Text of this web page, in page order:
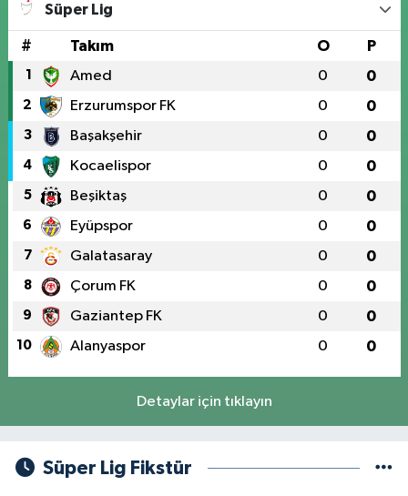
Süper Lig
# Takım O P
1 Amed 0 0
2 Erzurumspor FK 0 0
3 Başakşehir 0 0
4 Kocaelispor 0 0
5 Beşiktaş 0 0
6 Eyüpspor 0 0
7 Galatasaray 0 0
8 Çorum FK 0 0
9 Gaziantep FK 0 0
10 Alanyaspor 0 0
Detaylar için tıklayın
Süper Lig Fikstür